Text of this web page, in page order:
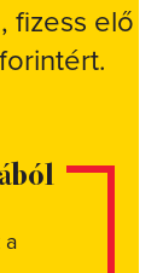
fizess elő
a